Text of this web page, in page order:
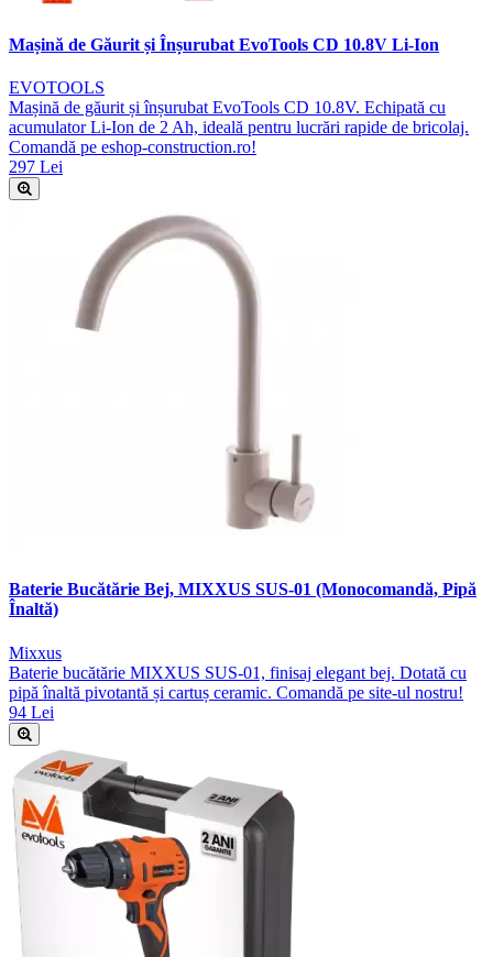
Mașină de Găurit și Înșurubat EvoTools CD 10.8V Li-Ion
EVOTOOLS
Mașină de găurit și înșurubat EvoTools CD 10.8V. Echipată cu
acumulator Li-Ion de 2 Ah, ideală pentru lucrări rapide de bricolaj.
Comandă pe eshop-construction.ro!
297 Lei
Baterie Bucătărie Bej, MIXXUS SUS-01 (Monocomandă, Pipă
Înaltă)
Mixxus
Baterie bucătărie MIXXUS SUS-01, finisaj elegant bej. Dotată cu
pipă înaltă pivotantă și cartuș ceramic. Comandă pe site-ul nostru!
94 Lei